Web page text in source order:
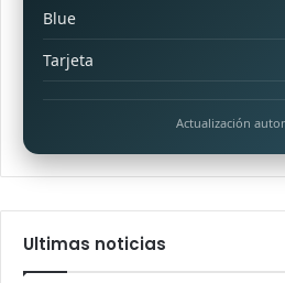
Blue
Tarjeta
Actualización
Ultimas noticias